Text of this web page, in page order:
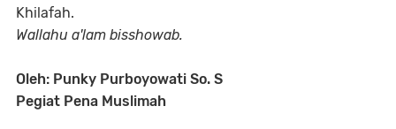
Khilafah.
Wallahu a'lam bisshowab.
Oleh: Punky Purboyowati So. S
Pegiat Pena Muslimah